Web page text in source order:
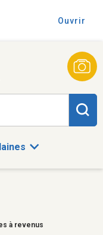
Ouvrir
à revenus